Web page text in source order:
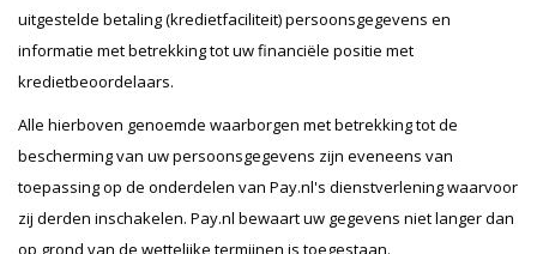
uitgestelde betaling (kredietfaciliteit) persoonsgegevens en
informatie met betrekking tot uw financiële positie met
kredietbeoordelaars.
Alle hierboven genoemde waarborgen met betrekking tot de
bescherming van uw persoonsgegevens zijn eveneens van
toepassing op de onderdelen van Pay.nl's dienstverlening waarvoor
zij derden inschakelen. Pay.nl bewaart uw gegevens niet langer dan
op grond van de wettelijke termijnen is toegestaan.